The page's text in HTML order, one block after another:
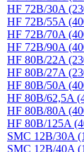
HF 72B/30A
HF 72B/55A
HF 72B/70A
HF 72B/90A
HF 80B/22A
HF 80B/27A
HF 80B/50A
HF 80B/62,5A
HF 80B/80A
HF 80B/125A
SMC 12B/30A
SMC 12B/40A